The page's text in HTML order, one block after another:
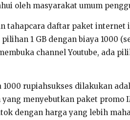
oleh masyarakat umum
daftar paket internet
1 GB dengan biaya 1000
channel Youtube, ada
rupiahsukses dilakukan
menyebutkan paket promo
dengan harga yang lebih